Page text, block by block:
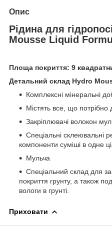
Опис
Рідина для
Mousse Liquid
Площа покриття: 9
Детальний склад Hydro
Комплексні мінеральні
Містять все, що потрібно
Закріплювачі волокон
Спеціальні склеювальні
компоненти суміші в одне
Мульча
Спеціальний склад для
покриття грунту, а також
вологи в грунті.
Приховати